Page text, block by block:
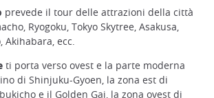
prevede il tour delle attrazioni della città
Ryogoku, Tokyo Skytree, Asakusa,
Akihabara, ecc.
ti porta verso ovest e la parte moderna
di Shinjuku-Gyoen, la zona est di
e il Golden Gai, la zona ovest di